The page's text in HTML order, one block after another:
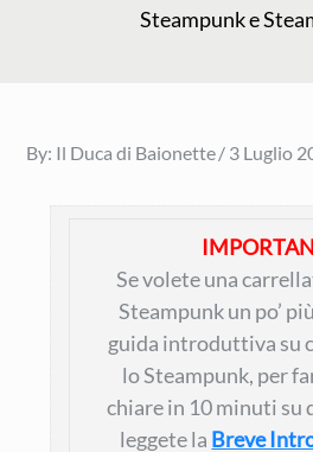
Steampunk e
By: Il Duca di Baionette Posted
3 Luglio
Se volete una
Steampunk un po’
guida introduttiva su
lo Steampunk, per
chiare in 10 minuti su
leggete la Breve